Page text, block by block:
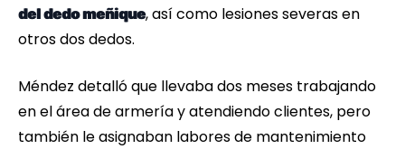
del dedo meñique, así como lesiones severas en
otros dos dedos.
Méndez detalló que llevaba dos meses trabajando
en el área de armería y atendiendo clientes, pero
también le asignaban labores de mantenimiento